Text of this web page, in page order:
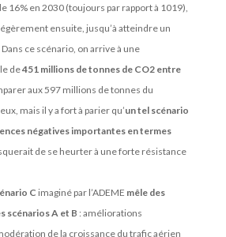
16% en 2030 (toujours par rapport à 1019),
ensuite, jusqu’à atteindre un
ce scénario, on arrive à une
de451 millions de tonnes de CO2 entre
aux 597 millions de tonnes du
mais il y a fort à parier qu’un tel scénario
négatives importantes en termes
de se heurter à une forte résistance
C imaginé par l’ADEME mêle des
scénarios A et B : améliorations
de la croissance du trafic aérien